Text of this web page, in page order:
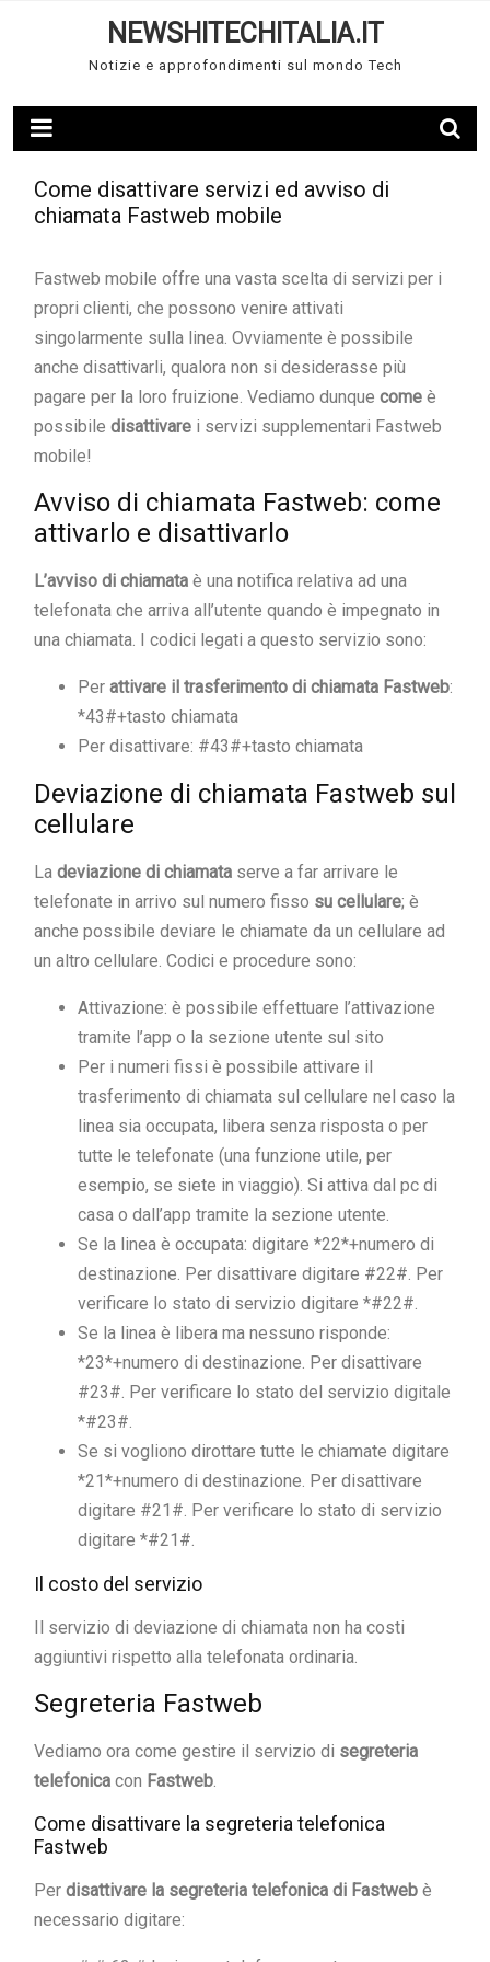
NEWSHITECHITALIA.IT
Notizie e approfondimenti sul mondo Tech
Come disattivare servizi ed avviso di
chiamata Fastweb mobile
Fastweb mobile offre una vasta scelta di servizi per i
propri clienti, che possono venire attivati
singolarmente sulla linea. Ovviamente è possibile
anche disattivarli, qualora non si desiderasse più
pagare per la loro fruizione. Vediamo dunque come è
possibile disattivare i servizi supplementari Fastweb
mobile!
Avviso di chiamata Fastweb: come
attivarlo e disattivarlo
L’avviso di chiamata è una notifica relativa ad una
telefonata che arriva all’utente quando è impegnato in
una chiamata. I codici legati a questo servizio sono:
Per attivare il trasferimento di chiamata Fastweb:
*43#+tasto chiamata
Per disattivare: #43#+tasto chiamata
Deviazione di chiamata Fastweb sul
cellulare
La deviazione di chiamata serve a far arrivare le
telefonate in arrivo sul numero fisso su cellulare; è
anche possibile deviare le chiamate da un cellulare ad
un altro cellulare. Codici e procedure sono:
Attivazione: è possibile effettuare l’attivazione
tramite l’app o la sezione utente sul sito
Per i numeri fissi è possibile attivare il
trasferimento di chiamata sul cellulare nel caso la
linea sia occupata, libera senza risposta o per
tutte le telefonate (una funzione utile, per
esempio, se siete in viaggio). Si attiva dal pc di
casa o dall’app tramite la sezione utente.
Se la linea è occupata: digitare *22*+numero di
destinazione. Per disattivare digitare #22#. Per
verificare lo stato di servizio digitare *#22#.
Se la linea è libera ma nessuno risponde:
*23*+numero di destinazione. Per disattivare
#23#. Per verificare lo stato del servizio digitale
*#23#.
Se si vogliono dirottare tutte le chiamate digitare
*21*+numero di destinazione. Per disattivare
digitare #21#. Per verificare lo stato di servizio
digitare *#21#.
Il costo del servizio
Il servizio di deviazione di chiamata non ha costi
aggiuntivi rispetto alla telefonata ordinaria.
Segreteria Fastweb
Vediamo ora come gestire il servizio di segreteria
telefonica con Fastweb.
Come disattivare la segreteria telefonica
Fastweb
Per disattivare la segreteria telefonica di Fastweb è
necessario digitare: